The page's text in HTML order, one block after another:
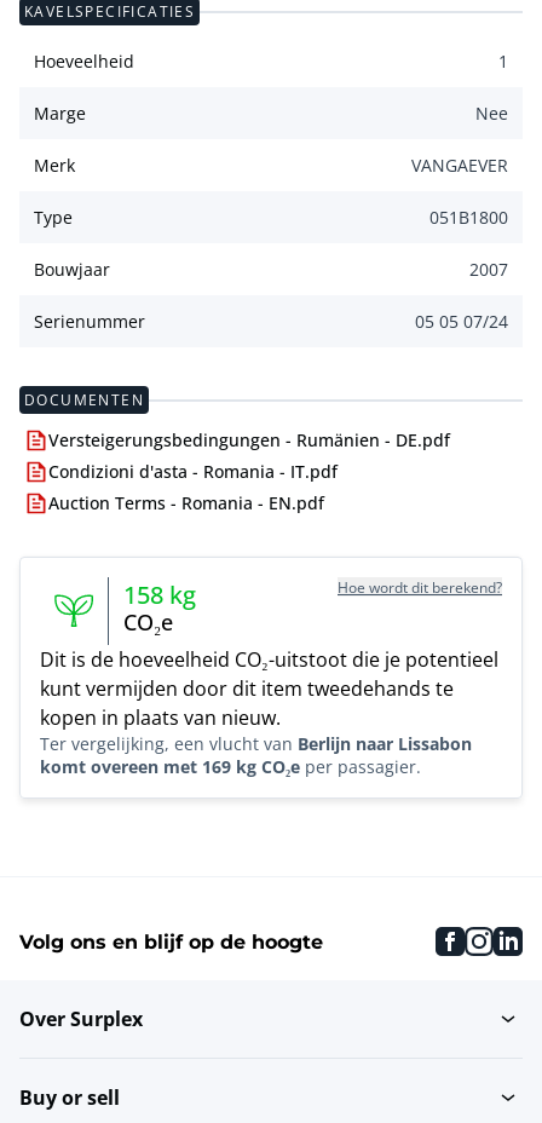
KAVELSPECIFICATIES
Hoeveelheid 1
Marge Nee
Merk VANGAEVER
Type 051B1800
Bouwjaar 2007
Serienummer 05 05 07/24
DOCUMENTEN
Versteigerungsbedingungen - Rumänien - DE.pdf
Condizioni d'asta - Romania - IT.pdf
Auction Terms - Romania - EN.pdf
158 kg
CO₂e
Hoe wordt dit berekend?
Dit is de hoeveelheid CO₂-uitstoot die je potentieel
kunt vermijden door dit item tweedehands te
kopen in plaats van nieuw.
Ter vergelijking, een vlucht van Berlijn naar Lissabon
komt overeen met 169 kg CO₂e per passagier.
Volg ons en blijf op de hoogte
Over Surplex
Buy or sell